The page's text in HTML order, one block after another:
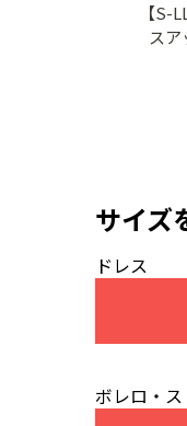
【S-
スア
サイズ
ドレス
ボレロ・